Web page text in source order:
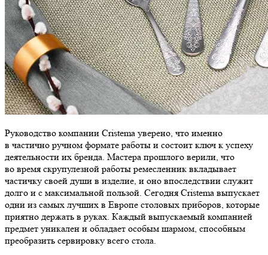
Руководство компании Cristema уверено, что именно
в частично ручном формате работы и состоит ключ к успеху
деятельности их бренда. Мастера прошлого верили, что
во время скрупулезной работы ремесленник вкладывает
частичку своей души в изделие, и оно впоследствии служит
долго и с максимальной пользой. Сегодня Cristema выпускает
одни из самых лучших в Европе столовых приборов, которые
приятно держать в руках. Каждый выпускаемый компанией
предмет уникален и обладает особым шармом, способным
преобразить сервировку всего стола.